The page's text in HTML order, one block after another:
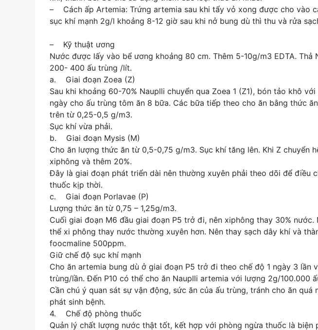
– Cách ấp Artemia: Trứng artemia sau khi tẩy vỏ xong được cho vào
sục khí mạnh 2g/l khoảng 8-12 giờ sau khi nở bung dù thì thu và rửa
– Kỹ thuật ương
Nước được lấy vào bể ương khoảng 80 cm. Thêm 5-10g/m3 EDTA.
200- 400 ấu trùng /lít.
a. Giai đoạn Zoea (Z)
Sau khi khoảng 60-70% Nauplli chuyển qua Zoea 1 (Z1), bón tảo khô
ngày cho ấu trùng tôm ăn 8 bữa. Các bữa tiếp theo cho ăn bằng thức
trên từ 0,25-0,5 g/m3.
Sục khí vừa phải.
b. Giai đoạn Mysis (M)
Cho ăn lượng thức ăn từ 0,5-0,75 g/m3. Sục khí tăng lên. Khi Z chuyển
xiphông và thêm 20%.
Đây là giai đoạn phát triển dài nên thường xuyên phải theo dõi để điều
thuốc kịp thời.
c. Giai đoạn Porlavae (P)
Lượng thức ăn từ 0,75 – 1,25g/m3.
Cuối giai đoạn M6 đầu giai đoạn P5 trở đi, nên xiphông thay 30%
thể xi phông thay nước thường xuyên hơn. Nên thay sạch dây khí và
foocmaline 500ppm.
Giữ chế độ sục khí mạnh
Cho ăn artemia bung dù ở giai đoạn P5 trở đi theo chế độ 1 ngày 3 lần
trùng/lần. Đến P10 có thể cho ăn Nauplli artemia với lượng 2g/100.000
Cần chú ý quan sát sự vận động, sức ăn của ấu trùng, tránh cho ăn quá
phát sinh bệnh.
4. Chế độ phòng thuốc
Quản lý chất lượng nước thật tốt, kết hợp với phòng ngừa thuốc là biện